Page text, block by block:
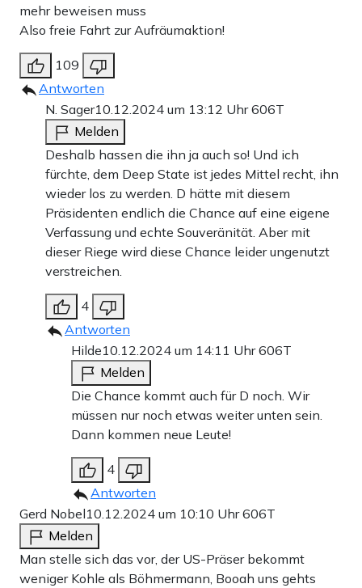
mehr beweisen muss
Also freie Fahrt zur Aufräumaktion!
109
Antworten
N. Sager10.12.2024 um 13:12 Uhr606T
Melden
Deshalb hassen die ihn ja auch so! Und ich
fürchte, dem Deep State ist jedes Mittel recht, ihn
wieder los zu werden. D hätte mit diesem
Präsidenten endlich die Chance auf eine eigene
Verfassung und echte Souveränität. Aber mit
dieser Riege wird diese Chance leider ungenutzt
verstreichen.
4
Antworten
Hilde10.12.2024 um 14:11 Uhr606T
Melden
Die Chance kommt auch für D noch. Wir
müssen nur noch etwas weiter unten sein.
Dann kommen neue Leute!
4
Antworten
Gerd Nobel10.12.2024 um 10:10 Uhr606T
Melden
Man stelle sich das vor, der US-Präser bekommt
weniger Kohle als Böhmermann, Booah uns gehts